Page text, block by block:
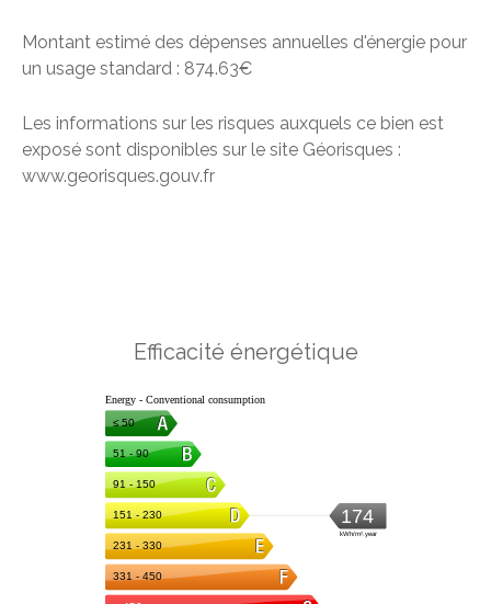
Montant estimé des dépenses annuelles d'énergie pour
un usage standard : 874.63€
Les informations sur les risques auxquels ce bien est
exposé sont disponibles sur le site Géorisques :
www.georisques.gouv.fr
Efficacité énergétique